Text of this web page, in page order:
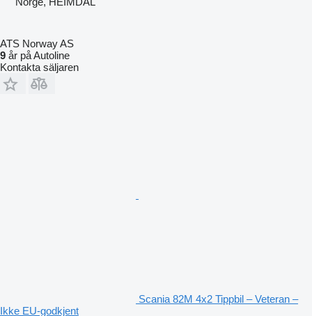
ATS Norway AS
9 år på Autoline
Kontakta säljaren
Scania 82M 4x2 Tippbil – Veteran –
Ikke EU-godkjent